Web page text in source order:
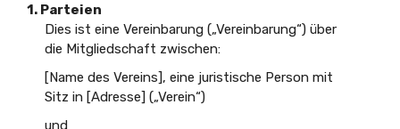
1. Parteien
Dies ist eine Vereinbarung („Vereinbarung“) über
die Mitgliedschaft zwischen:
[Name des Vereins], eine juristische Person mit
Sitz in [Adresse] („Verein“)
und